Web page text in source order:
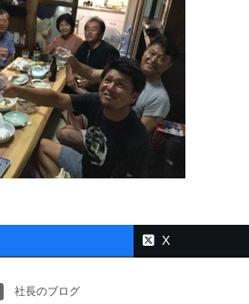
X
社長のブログ